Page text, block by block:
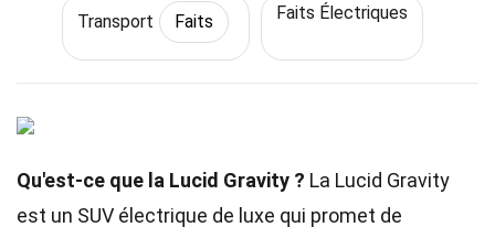
Transport Faits Faits Électriques
Qu'est-ce que la Lucid Gravity ? La Lucid Gravity
est un SUV électrique de luxe qui promet de